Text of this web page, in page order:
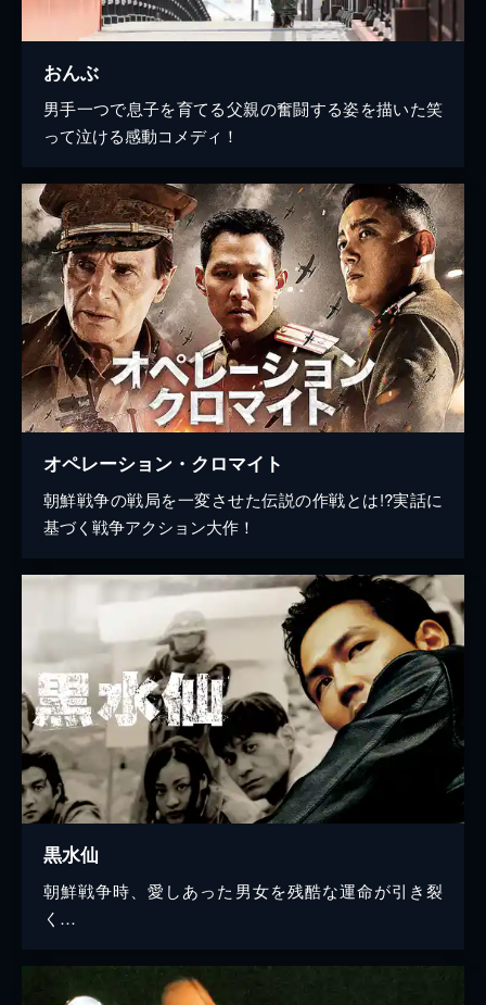
おんぶ
男手一つで息子を育てる父親の奮闘する姿を描いた笑
って泣ける感動コメディ！
オペレーション・クロマイト
朝鮮戦争の戦局を一変させた伝説の作戦とは!?実話に
基づく戦争アクション大作！
黒水仙
朝鮮戦争時、愛しあった男女を残酷な運命が引き裂
く…